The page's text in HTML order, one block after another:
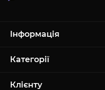
Інформація
Категорії
Клієнту